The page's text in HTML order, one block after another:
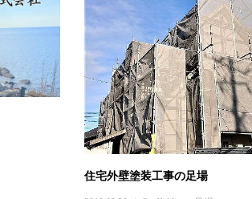
住宅外壁塗装工事の足場